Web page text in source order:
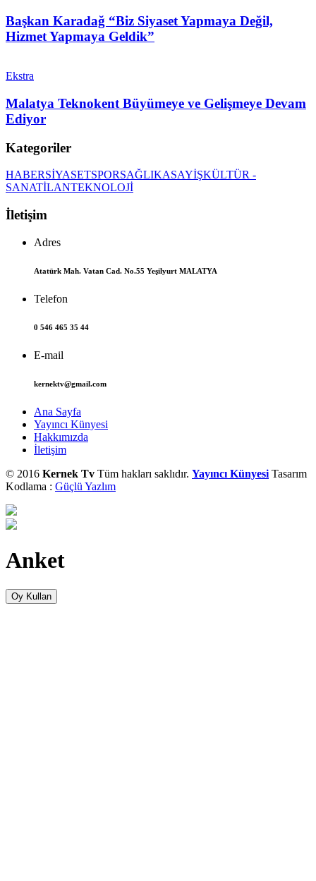
Başkan Karadağ “Biz Siyaset Yapmaya Değil,
Hizmet Yapmaya Geldik”
Ekstra
Malatya Teknokent Büyümeye ve Gelişmeye Devam
Ediyor
Kategoriler
HABERSİYASETSPORSAĞLIKASAYİŞKÜLTÜR -
SANATİLANTEKNOLOJİ
İletişim
Adres
Atatürk Mah. Vatan Cad. No.55 Yeşilyurt MALATYA
Telefon
0 546 465 35 44
E-mail
kernektv@gmail.com
Ana Sayfa
Yayıncı Künyesi
Hakkımızda
İletişim
© 2016 Kernek Tv Tüm hakları saklıdır. Yayıncı Künyesi Tasarım
Kodlama : Güçlü Yazlım
Anket